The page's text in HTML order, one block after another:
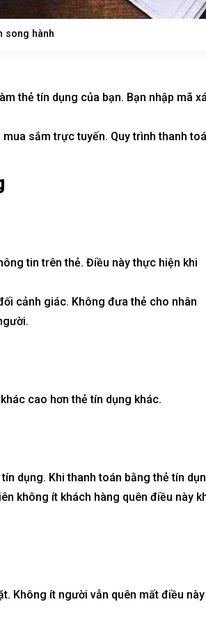
song hành
thẻ tín dụng của bạn. Bạn nhập mã
sắm trực tuyến. Quy trình thanh
tin trên thẻ. Điều này thực hiện khi
cảnh giác. Không đưa thẻ cho nhân
cao hơn thẻ tín dụng khác.
dụng. Khithanh toán bằng thẻ tín
không ít khách hàng quên điều này
Không ít người vẫn quên mất điều này